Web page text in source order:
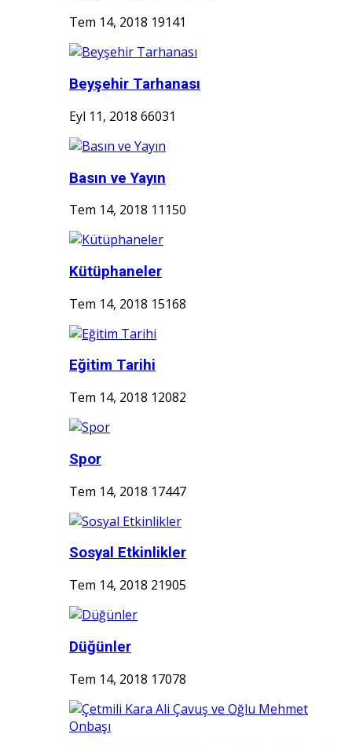
Tem 14, 2018 19141
Beyşehir Tarhanası
Eyl 11, 2018 66031
Basın ve Yayın
Tem 14, 2018 11150
Kütüphaneler
Tem 14, 2018 15168
Eğitim Tarihi
Tem 14, 2018 12082
Spor
Tem 14, 2018 17447
Sosyal Etkinlikler
Tem 14, 2018 21905
Düğünler
Tem 14, 2018 17078